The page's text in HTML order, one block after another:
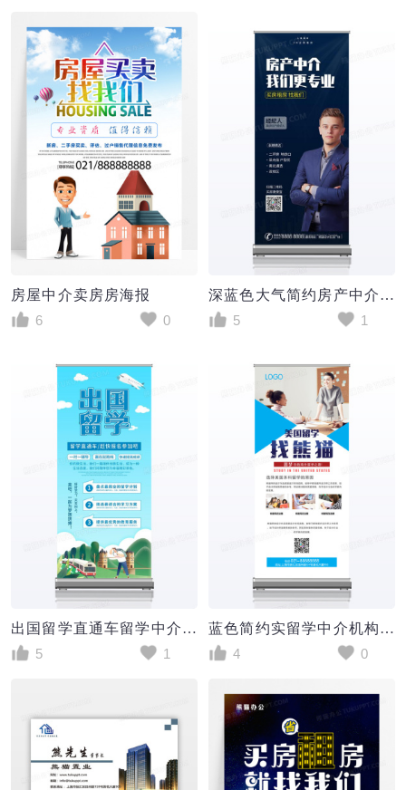
房屋中介卖房房海报
6
0
深蓝色大气简约房产中介房地产易拉宝展架
5
1
出国留学直通车留学中介机构招生展架
5
1
蓝色简约实留学中介机构宣传X展架
4
0